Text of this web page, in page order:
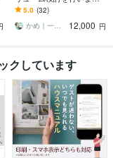
ote/アーカイブ事例として
利用可能な方限定のサー
ビスです
5.0 (32)
かめ｜一級建築士
12,000 円
クしています